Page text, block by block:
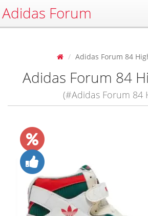
Adidas Forum
Adidas Forum 84
Adidas Forum 84
(#Adidas Forum 84